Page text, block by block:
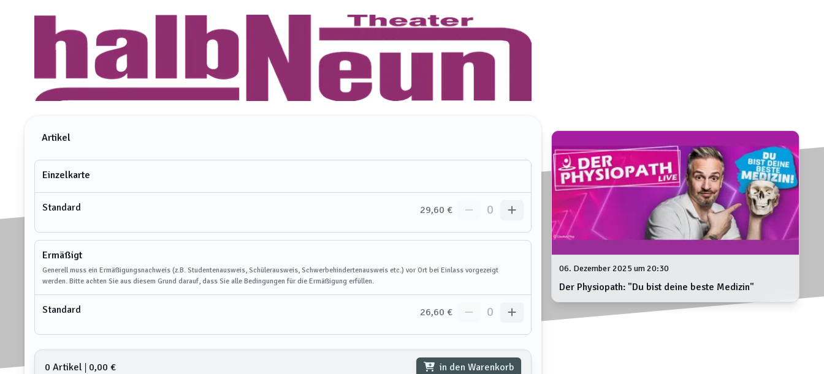
Artikel
Einzelkarte
Standard 29,60 € 0
Ermäßigt
Generell muss ein Ermäßigungsnachweis (z.B. Studentenausweis, Schülerausweis, Schwerbehindertenausweis etc.) vor Ort bei Einlass vorgezeigt
werden. Bitte achten Sie aus diesem Grund darauf, dass Sie alle Bedingungen für die Ermäßigung erfüllen.
Standard 26,60 € 0
0 Artikel 𑗅 0,00 € in den Warenkorb
06. Dezember 2025 um 20:30
Der Physiopath: "Du bist deine beste Medizin"